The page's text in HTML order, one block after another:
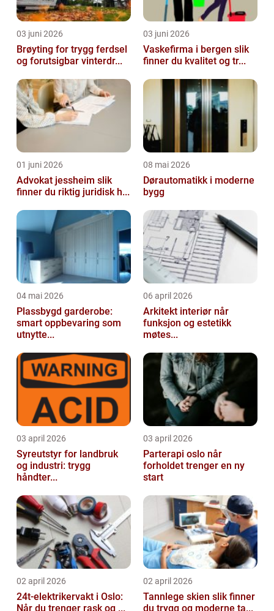
03 juni 2026
Brøyting for trygg ferdsel
og forutsigbar vinterdr...
03 juni 2026
Vaskefirma i bergen slik
finner du kvalitet og tr...
01 juni 2026
Advokat jessheim slik
finner du riktig juridisk h...
08 mai 2026
Dørautomatikk i moderne
bygg
04 mai 2026
Plassbygd garderobe:
smart oppbevaring som
utnytte...
06 april 2026
Arkitekt interiør når
funksjon og estetikk
møtes...
03 april 2026
Syreutstyr for landbruk
og industri: trygg
håndter...
03 april 2026
Parterapi oslo når
forholdet trenger en ny
start
02 april 2026
24t-elektrikervakt i Oslo:
Når du trenger rask og ...
02 april 2026
Tannlege skien slik finner
du trygg og moderne ta...